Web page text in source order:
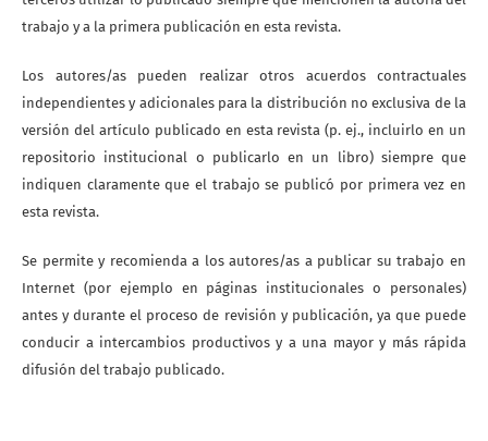
trabajo y a la primera publicación en esta revista.
Los autores/as pueden realizar otros acuerdos contractuales
independientes y adicionales para la distribución no exclusiva de la
versión del artículo publicado en esta revista (p. ej., incluirlo en un
repositorio institucional o publicarlo en un libro) siempre que
indiquen claramente que el trabajo se publicó por primera vez en
esta revista.
Se permite y recomienda a los autores/as a publicar su trabajo en
Internet (por ejemplo en páginas institucionales o personales)
antes y durante el proceso de revisión y publicación, ya que puede
conducir a intercambios productivos y a una mayor y más rápida
difusión del trabajo publicado.